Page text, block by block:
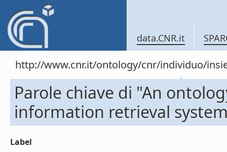
data.CNR.it
http://www.cnr.it/ontology/cnr/individuo/
Parole chiave di "An
information retrieval
Label